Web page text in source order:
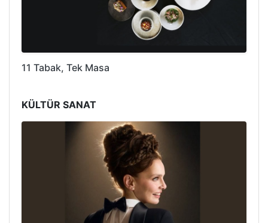
11 Tabak, Tek Masa
KÜLTÜR SANAT